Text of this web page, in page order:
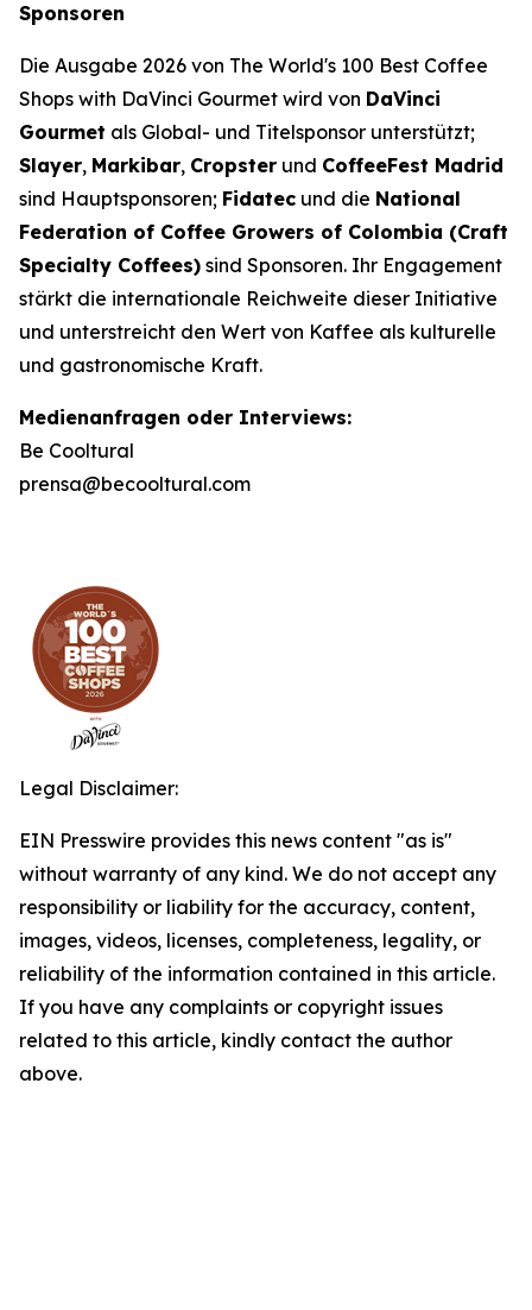
Sponsoren
Die Ausgabe 2026 von The World's 100 Best Coffee
Shops with DaVinci Gourmet wird von DaVinci
Gourmet als Global- und Titelsponsor unterstützt;
Slayer, Markibar, Cropster und CoffeeFest Madrid
sind Hauptsponsoren; Fidatec und die National
Federation of Coffee Growers of Colombia (Craft
Specialty Coffees) sind Sponsoren. Ihr Engagement
stärkt die internationale Reichweite dieser Initiative
und unterstreicht den Wert von Kaffee als kulturelle
und gastronomische Kraft.
Medienanfragen oder Interviews:
Be Cooltural
prensa@becooltural.com
Legal Disclaimer:
EIN Presswire provides this news content "as is"
without warranty of any kind. We do not accept any
responsibility or liability for the accuracy, content,
images, videos, licenses, completeness, legality, or
reliability of the information contained in this article.
If you have any complaints or copyright issues
related to this article, kindly contact the author
above.